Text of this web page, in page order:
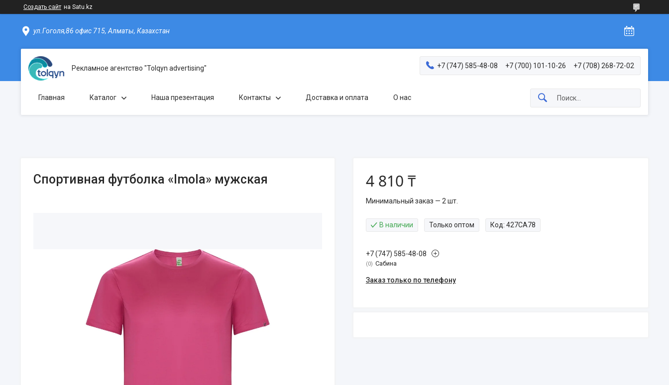
Создать сайт на Satu.kz
ул.Гоголя,86 офис 715, Алматы, Казахстан
Рекламное агентство "Tolqyn advertising" +7 (747) 585-48-08 +7 (700) 101-10-26 +7 (708) 268-72-02
Главная Каталог Наша презентация Контакты Доставка и оплата О нас
Спортивная футболка «Imola» мужская 4 810 ₸
Минимальный заказ — 2 шт.
В наличии Только оптом Код: 427CA78
+7 (747) 585-48-08
0 Сабина
Заказ только по телефону